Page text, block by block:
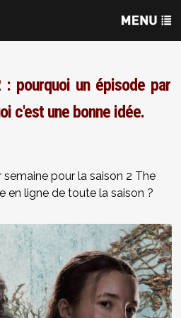
pourquoi un épisode par
c'est une bonne idée.
pour la saison 2 The
en ligne de toute la saison ?